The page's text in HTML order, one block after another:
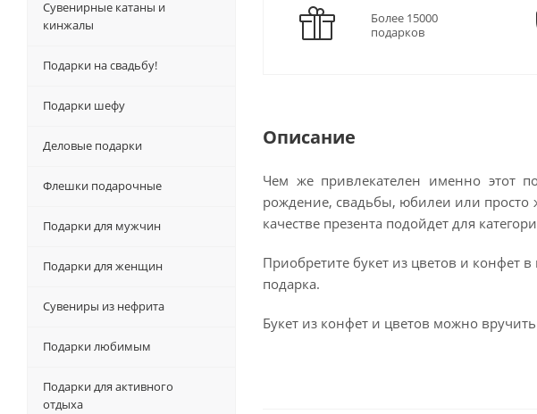
Более 15000
подарков
Описание
Чем же привлекателен именно этот
рождение, свадьбы, юбилеи или просто
качестве презента подойдет для
Приобретите букет из цветов и конфет
подарка.
Букет из конфет и цветов можно
Сувенирные катаны и
кинжалы
Подарки на свадьбу!
Подарки шефу
Деловые подарки
Флешки подарочные
Подарки для мужчин
Подарки для женщин
Сувениры из нефрита
Подарки любимым
Подарки для активного
отдыха